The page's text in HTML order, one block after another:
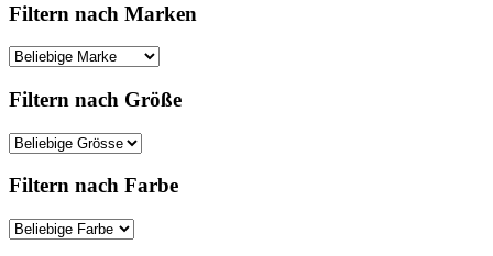
Filtern nach Marken
Filtern nach Größe
Filtern nach Farbe